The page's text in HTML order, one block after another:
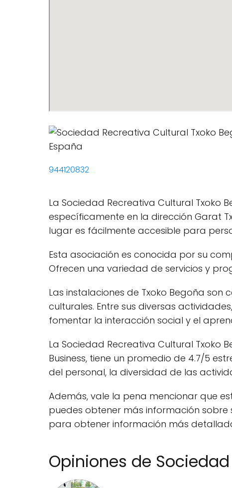
944120832
La Sociedad Recreativa Cultural Txoko
específicamente en la dirección Garat
lugar es fácilmente accesible para
Esta asociación es conocida por su
Ofrecen una variedad de servicios y
Las instalaciones de Txoko Begoña
culturales. Entre sus diversas
fomentar la interacción social y el
La Sociedad Recreativa Cultural Txoko
Business, tiene un promedio de 4.7/5
del personal, la diversidad de las
Además, vale la pena mencionar que
puedes obtener más información sobre
para obtener información más
Opiniones de